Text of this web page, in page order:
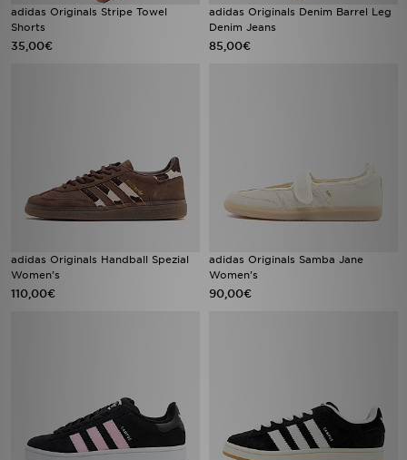
adidas Originals Stripe Towel
Shorts
35,00€
adidas Originals Denim Barrel Leg
Denim Jeans
85,00€
adidas Originals Handball Spezial
Women's
110,00€
adidas Originals Samba Jane
Women's
90,00€